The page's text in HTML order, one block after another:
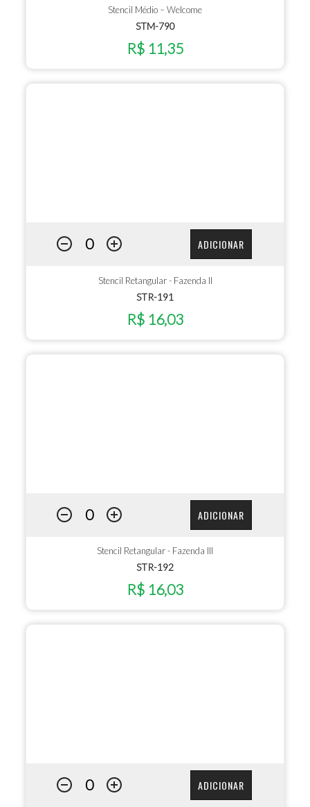
Stencil Médio – Welcome
STM-790
R$ 11,35
ADICIONAR
Stencil Retangular - Fazenda II
STR-191
R$ 16,03
ADICIONAR
Stencil Retangular - Fazenda III
STR-192
R$ 16,03
ADICIONAR